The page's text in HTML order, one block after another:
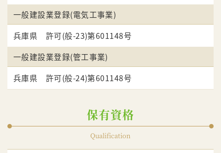
一般建設業登録(電気工事業)
兵庫県 許可(般-23)第601148号
一般建設業登録(管工事業)
兵庫県 許可(般-24)第601148号
保有資格
Qualification